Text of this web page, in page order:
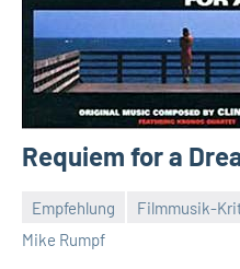
Requiem for a
Empfehlung Filmmusik-
Mike Rumpf